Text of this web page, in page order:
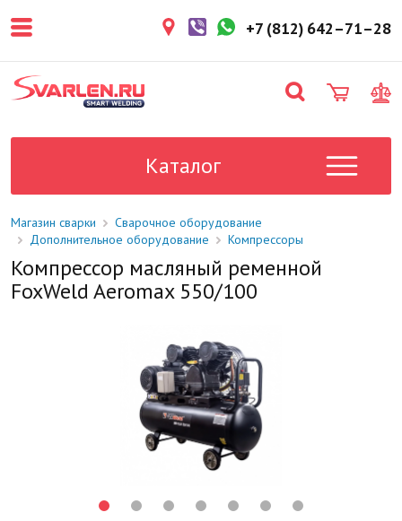
более 3 рабочих дней.
поставки в магазин: 1-2 рабочих
дня.
Данный товар отсутствует на
уточните у менеджера.
+7 (812) 642–71–28
Каталог
Магазин сварки
Сварочное оборудование
Дополнительное оборудование
Компрессоры
Компрессор масляный ременной
FoxWeld Aeromax 550/100